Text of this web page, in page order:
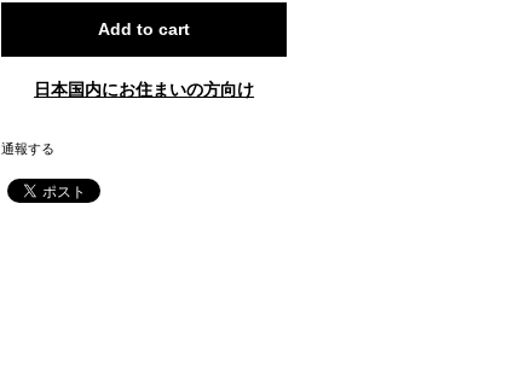
Add to cart
日本国内にお住まいの方向け
通報する